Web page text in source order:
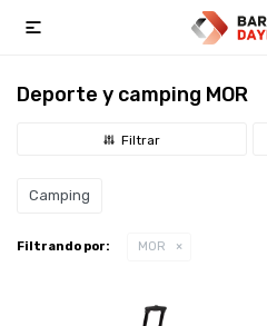

Deporte y camping MOR
Camping
Filtrando por: MOR